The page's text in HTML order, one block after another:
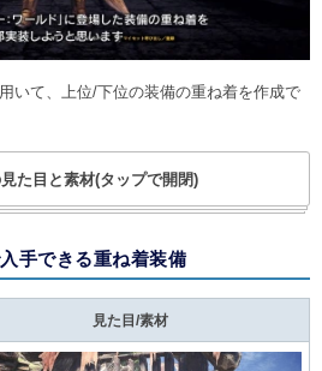
いて、上位/下位の装備の重ね着を作成で
た目と素材(タップで開閉)
手できる重ね着装備
見た目/素材